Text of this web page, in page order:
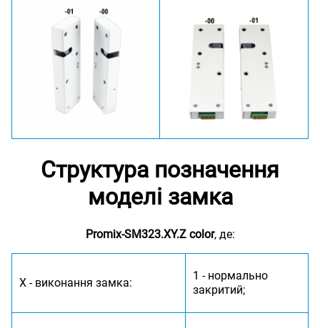
Структура позначення
моделі замка
Promix-SM323.XY.Z color, де:
X - виконання замка:
1 - нормально
закритий;